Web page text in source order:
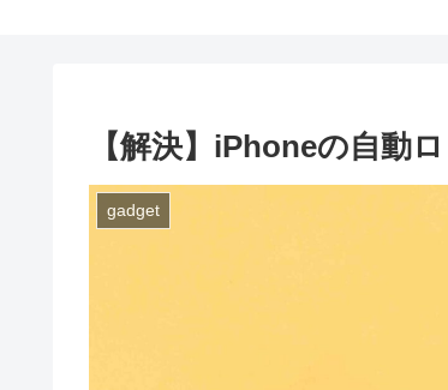
【解決】iPhoneの自動
gadget